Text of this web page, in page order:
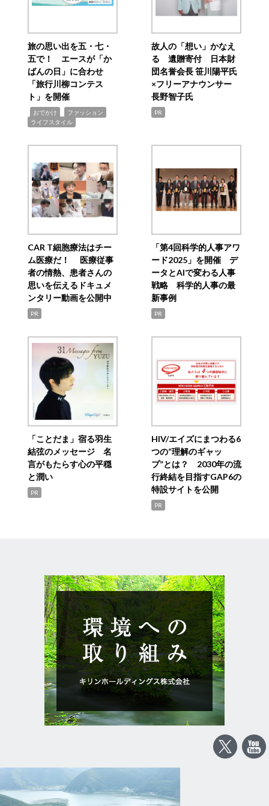
旅の思い出を五・七・
五で！ エースが「か
ばんの日」に合わせ
「旅行川柳コンテス
ト」を開催
おでかけ ファッション
ライフスタイル
故人の「想い」かなえ
る 遺贈寄付 日本財
団名誉会長 笹川陽平氏
×フリーアナウンサー
長野智子氏
PR
CAR T細胞療法はチー
ム医療だ！ 医療従事
者の情熱、患者さんの
思いを伝えるドキュメ
ンタリー動画を公開中
PR
「第4回科学的人事アワ
ード2025」を開催 デ
ータとAIで変わる人事
戦略 科学的人事の最
新事例
PR
「ことだま」宿る羽生
結弦のメッセージ 名
言がもたらす心の平穏
と潤い
PR
HIV/エイズにまつわる6
つの“理解のギャッ
プ”とは？ 2030年の流
行終結を目指すGAP6の
特設サイトを公開
PR